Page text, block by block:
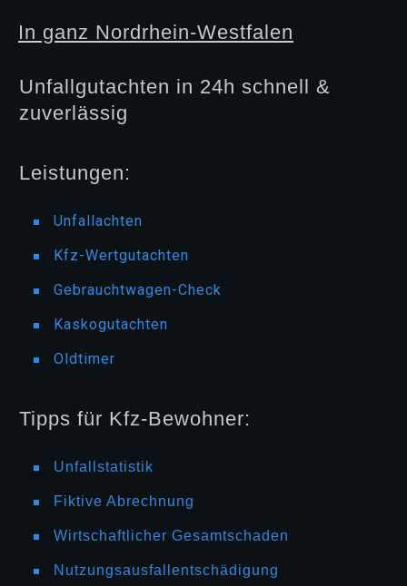
In ganz Nordrhein-Westfalen
Unfallgutachten in 24h schnell &
zuverlässig
Leistungen:
Unfallachten
Kfz-Wertgutachten
Gebrauchtwagen-Check
Kaskogutachten
Oldtimer
Tipps für Kfz-Bewohner:
Unfallstatistik
Fiktive Abrechnung
Wirtschaftlicher Gesamtschaden
Nutzungsausfallentschädigung